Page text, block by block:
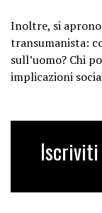
Inoltre, si
transumanista:
sull’uomo? Chi
implicazioni
Iscriviti